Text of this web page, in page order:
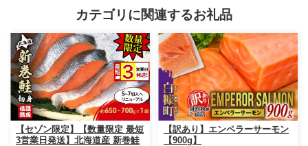
カテゴリに関連するお礼品
【セゾン限定】【数量限定 最短
3営業日発送】北海道産 新巻鮭
【訳あり】エンペラーサーモン
【900g】